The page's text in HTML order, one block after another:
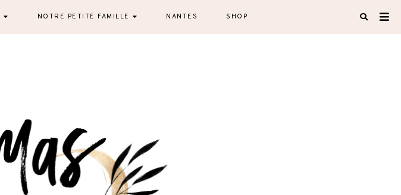
NOTRE PETITE FAMILLE NANTES SHOP